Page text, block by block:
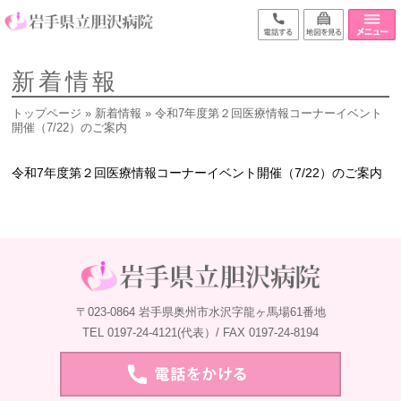
新着情報
トップページ » 新着情報 » 令和7年度第２回医療情報コーナーイベント
開催（7/22）のご案内
令和7年度第２回医療情報コーナーイベント開催（7/22）のご案内
〒023-0864 岩手県奥州市水沢字龍ヶ馬場61番地
TEL 0197-24-4121(代表）/ FAX 0197-24-8194